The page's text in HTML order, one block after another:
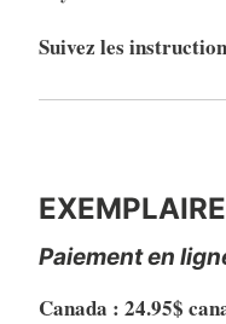
Suivez les
Paiement en
Canada : 24.95$